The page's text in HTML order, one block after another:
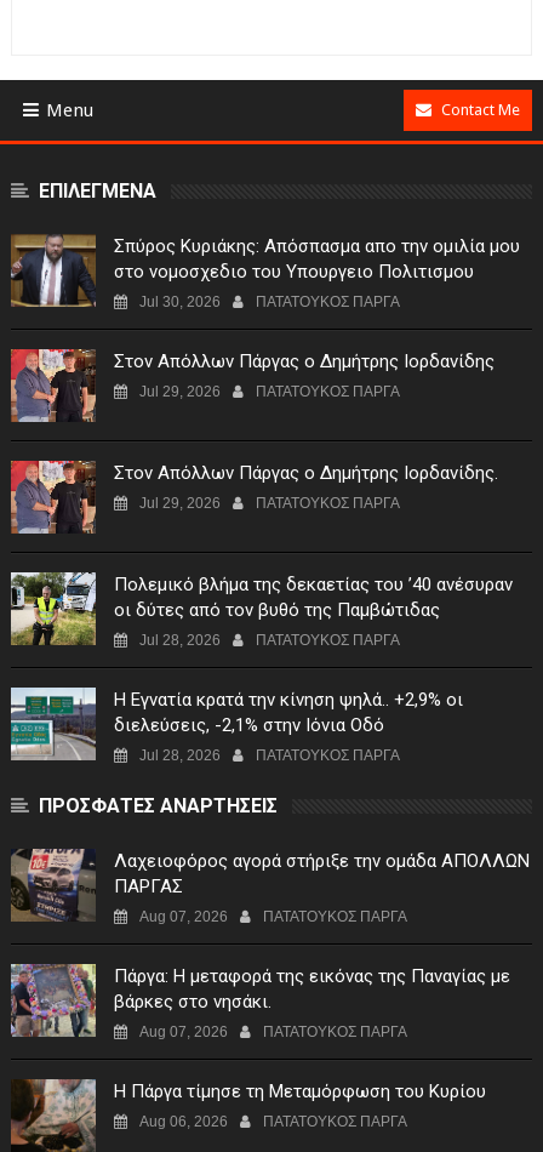
Menu Contact Me
ΕΠΙΛΕΓΜΕΝΑ
Σπύρος Κυριάκης: Απόσπασμα απο την ομιλία μου
στο νομοσχεδιο του Υπουργειο Πολιτισμου
Jul 30, 2026 ΠΑΤΑΤΟΥΚΟΣ ΠΑΡΓΑ
Στον Απόλλων Πάργας ο Δημήτρης Ιορδανίδης
Jul 29, 2026 ΠΑΤΑΤΟΥΚΟΣ ΠΑΡΓΑ
Στον Απόλλων Πάργας ο Δημήτρης Ιορδανίδης.
Jul 29, 2026 ΠΑΤΑΤΟΥΚΟΣ ΠΑΡΓΑ
Πολεμικό βλήμα της δεκαετίας του ’40 ανέσυραν
οι δύτες από τον βυθό της Παμβώτιδας
Jul 28, 2026 ΠΑΤΑΤΟΥΚΟΣ ΠΑΡΓΑ
Η Εγνατία κρατά την κίνηση ψηλά.. +2,9% οι
διελεύσεις, -2,1% στην Ιόνια Οδό
Jul 28, 2026 ΠΑΤΑΤΟΥΚΟΣ ΠΑΡΓΑ
ΠΡΟΣΦΑΤΕΣ ΑΝΑΡΤΗΣΕΙΣ
Λαχειοφόρος αγορά στήριξε την ομάδα ΑΠΟΛΛΩΝ
ΠΑΡΓΑΣ
Aug 07, 2026 ΠΑΤΑΤΟΥΚΟΣ ΠΑΡΓΑ
Πάργα: Η μεταφορά της εικόνας της Παναγίας με
βάρκες στο νησάκι.
Aug 07, 2026 ΠΑΤΑΤΟΥΚΟΣ ΠΑΡΓΑ
Η Πάργα τίμησε τη Μεταμόρφωση του Κυρίου
Aug 06, 2026 ΠΑΤΑΤΟΥΚΟΣ ΠΑΡΓΑ